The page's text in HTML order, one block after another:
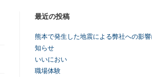
最近の投稿
熊本で発生した地震による弊社への影
知らせ
いいにおい
職場体験